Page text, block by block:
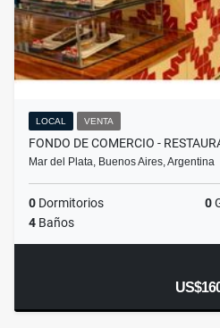
LOCAL VENTA
FONDO DE COMERCIO -
Mar del Plata, Buenos Aires, Argentina
0 Dormitorios 0
4 Baños